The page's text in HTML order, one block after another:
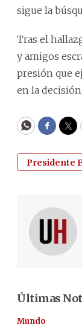
sigue la
Tras el
y amigos
presión que
en la
WhatsApp
Presidente
Últimas
Mundo